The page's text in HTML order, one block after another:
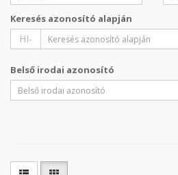
Keresés azonosító alapján
HI-
Belső irodai azonosító